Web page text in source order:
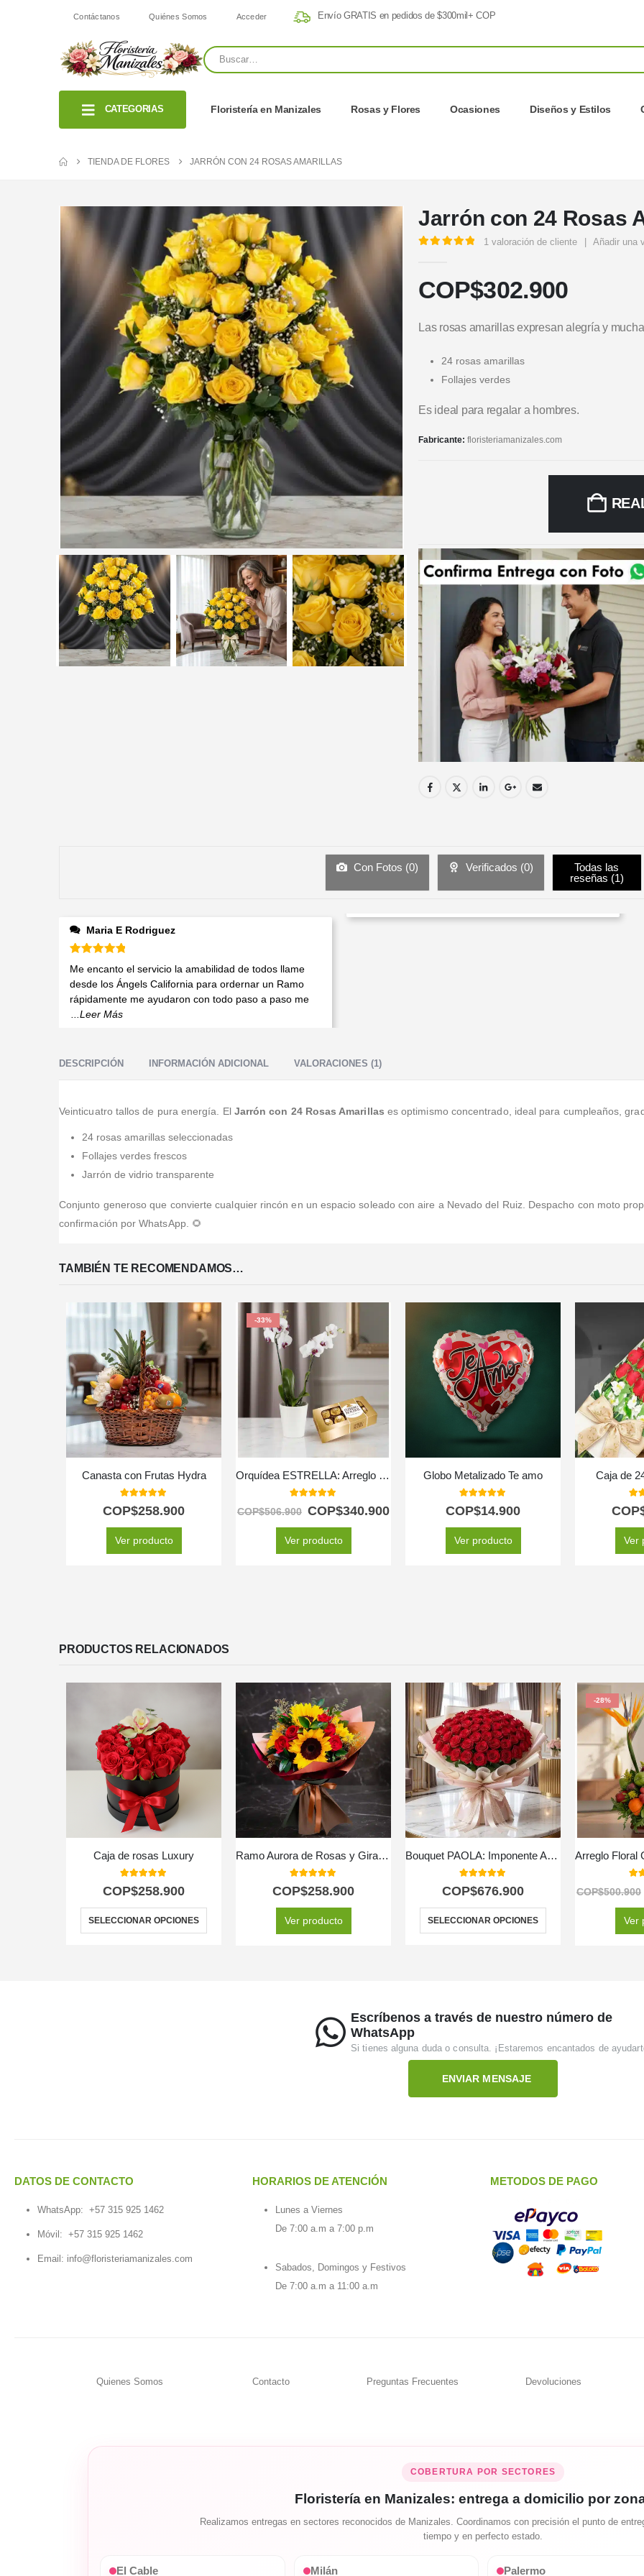
Contáctanos Quiénes Somos Acceder Envío GRATIS en pedidos de $300mil+ COP
CATEGORIAS Floristería en Manizales Rosas y Flores Ocasiones Diseños y Estilos
TIENDA DE FLORES JARRÓN CON 24 ROSAS AMARILLAS
Jarrón con 24 Rosas
1 valoración de cliente Añadir una
COP$302.900
Las rosas amarillas expresan alegría y
24 rosas amarillas
Follajes verdes
Es ideal para regalar a hombres.
Fabricante: floristeriamanizales.com
Con Fotos (0) Verificados (0)
Todas las
reseñas (1)
Maria E Rodriguez
Me encanto el servicio la amabilidad de todos llame
desde los Ángels California para ordernar un Ramo
rápidamente me ayudaron con todo paso a paso me
...Leer Más
DESCRIPCIÓN INFORMACIÓN ADICIONAL VALORACIONES (1)
Veinticuatro tallos de pura energía. El Jarrón con 24 Rosas Amarillas es optimismo concentrado, ideal para cumpleaños,
24 rosas amarillas seleccionadas
Follajes verdes frescos
Jarrón de vidrio transparente
Conjunto generoso que convierte cualquier rincón en un espacio soleado con aire a Nevado del Ruiz. Despacho con moto
confirmación por WhatsApp. 🌻
TAMBIÉN TE RECOMENDAMOS…
Canasta con Frutas Hydra
5.00
COP$258.900
Ver producto
-33%
Orquídea ESTRELLA: Arreglo de Doble Vara con Chocolates ✨
out of 5
COP$506.900 COP$340.900
Ver producto
Globo Metalizado Te amo
5.00out of 5
COP$14.900
Ver producto
Caja de
5.00
Ver
PRODUCTOS RELACIONADOS
Caja de rosas Luxury
5.00
COP$258.900
SELECCIONAR OPCIONES
Ramo Aurora de Rosas y Girasoles | Ilumina el Día con Amor 💖
5.00
COP$258.900
Ver producto
Bouquet PAOLA: Imponente Arreglo con 72 Espectaculares Rosas 🌹
5.00
COP$676.900
SELECCIONAR OPCIONES
-28%
COP$500.900
Ver
Escríbenos a través de nuestro número de
WhatsApp
Si tienes alguna duda o consulta. ¡Estaremos encantados de
ENVIAR MENSAJE
DATOS DE CONTACTO
WhatsApp: +57 315 925 1462
Móvil: +57 315 925 1462
Email: info@floristeriamanizales.com
HORARIOS DE ATENCIÓN
Lunes a Viernes
De 7:00 a.m a 7:00 p.m
Sabados, Domingos y Festivos
De 7:00 a.m a 11:00 a.m
METODOS DE PAGO
Quienes Somos Contacto Preguntas Frecuentes Devoluciones
COBERTURA POR SECTORES
Floristería en Manizales: entrega a domicilio por
Realizamos entregas en sectores reconocidos de Manizales. Coordinamos con precisión el punto de
tiempo y en perfecto estado.
El Cable Milán Palermo